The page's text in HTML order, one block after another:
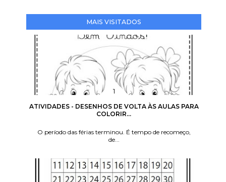
MAIS VISITADOS
ATIVIDADES - DESENHOS DE VOLTA ÀS AULAS PARA
COLORIR...
O período das férias terminou. É tempo de recomeço,
de...